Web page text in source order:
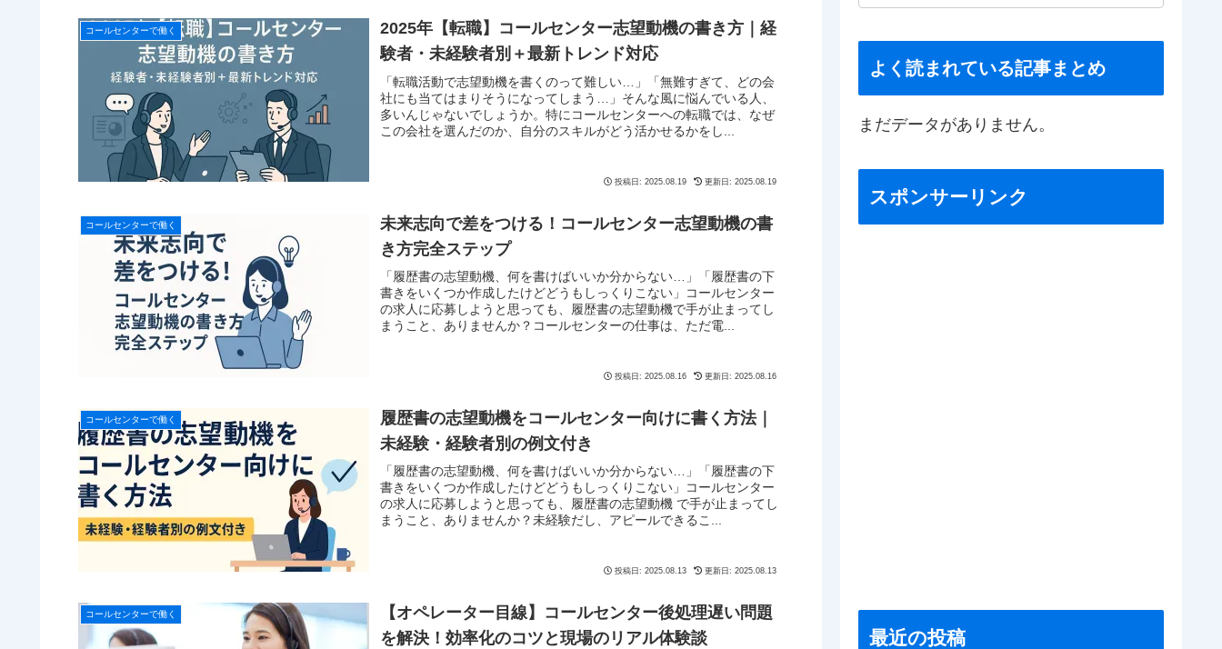
コールセンターで働く
2025年【転職】コールセンター志望動機の書き方｜経
験者・未経験者別＋最新トレンド対応
「転職活動で志望動機を書くのって難しい…」「無難すぎて、どの会
社にも当てはまりそうになってしまう…」そんな風に悩んでいる人、
多いんじゃないでしょうか。特にコールセンターへの転職では、なぜ
この会社を選んだのか、自分のスキルがどう活かせるかをし...
投稿日: 2025.08.19 更新日: 2025.08.19
コールセンターで働く
未来志向で差をつける！コールセンター志望動機の書
き方完全ステップ
「履歴書の志望動機、何を書けばいいか分からない…」「履歴書の下
書きをいくつか作成したけどどうもしっくりこない」コールセンター
の求人に応募しようと思っても、履歴書の志望動機で手が止まってし
まうこと、ありませんか？コールセンターの仕事は、ただ電...
投稿日: 2025.08.16 更新日: 2025.08.16
コールセンターで働く
履歴書の志望動機をコールセンター向けに書く方法｜
未経験・経験者別の例文付き
「履歴書の志望動機、何を書けばいいか分からない…」「履歴書の下
書きをいくつか作成したけどどうもしっくりこない」コールセンター
の求人に応募しようと思っても、履歴書の志望動機 で手が止まってし
まうこと、ありませんか？未経験だし、アピールできるこ...
投稿日: 2025.08.13 更新日: 2025.08.13
コールセンターで働く
【オペレーター目線】コールセンター後処理遅い問題
を解決！効率化のコツと現場のリアル体験談
よく読まれている記事まとめ
まだデータがありません。
スポンサーリンク
最近の投稿